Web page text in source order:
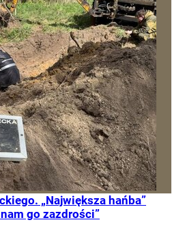
„Największa hańba”
nam go zazdrości”